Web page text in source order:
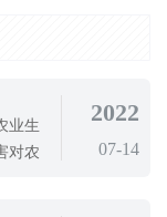
业生
对农
2022
07-14